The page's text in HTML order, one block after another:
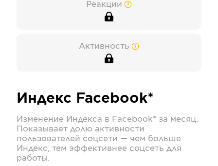
Реакции
Активность
Индекс Facebook*
Изменение Индекса в Facebook* за месяц.
Показывает долю активности
пользователей соцсети — чем больше
Индекс, тем эффективнее соцсеть для
работы.